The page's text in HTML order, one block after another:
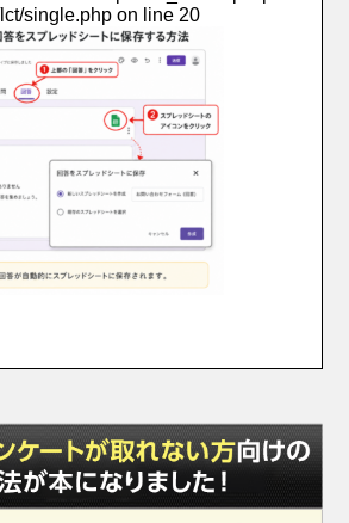
single.php on line 20